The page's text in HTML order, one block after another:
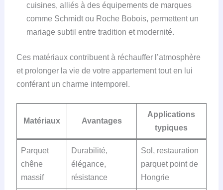
cuisines, alliés à des équipements de marques
comme Schmidt ou Roche Bobois, permettent un
mariage subtil entre tradition et modernité.
Ces matériaux contribuent à réchauffer l’atmosphère
et prolonger la vie de votre appartement tout en lui
conférant un charme intemporel.
Matériaux Avantages
Applications
typiques
Parquet
chêne
massif
Durabilité,
élégance,
résistance
Sol, restauration
parquet point de
Hongrie